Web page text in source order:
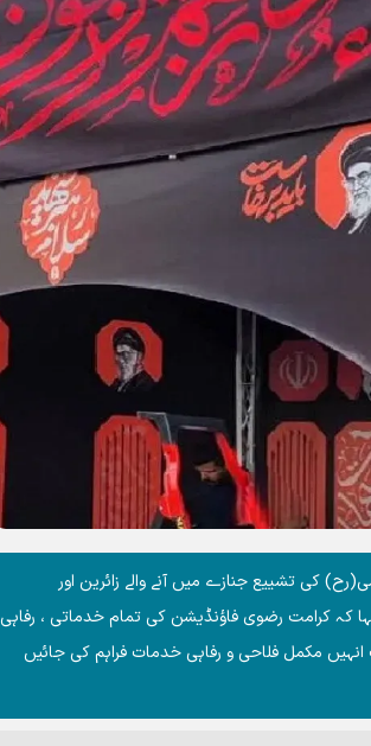
کی تشییع جنازے میں آنے والے زائرین اور
کہ کرامت رضوی فاؤنڈیشن کی تمام خدماتی ، رفاہی
انہیں مکمل فلاحی و رفاہی خدمات فراہم کی جائیں